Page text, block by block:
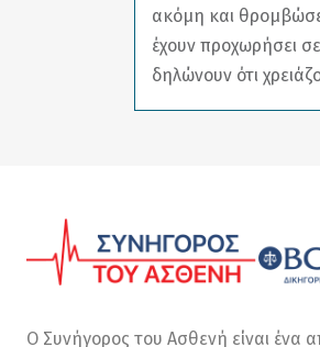
ακόμη και
έχουν προχωρήσει
δηλώνουν ότι
Ο Συνήγορος του Ασθενή είναι ένα